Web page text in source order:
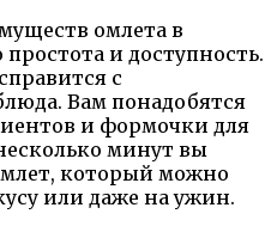
омлета в
и доступность.
с
Вам понадобятся
и формочки для
минут вы
который можно
или даже на ужин.